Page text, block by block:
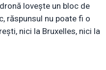
lovește un bloc de
răspunsul nu poate fi o
nici la Bruxelles, nici la